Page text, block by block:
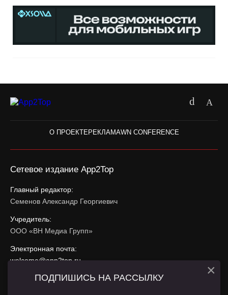
О ПРОЕКТЕ РЕКЛАМАWN CONFERENCE
Сетевое издание App2Top
Главный редактор:
Семенов Александр Георгиевич
Учредитель:
ООО «ВН Медиа Групп»
Электронная почта:
welcome@app2top.ru
При использовании материалов активная ссылка на
ПОДПИШИСЬ НА РАССЫЛКУ ×